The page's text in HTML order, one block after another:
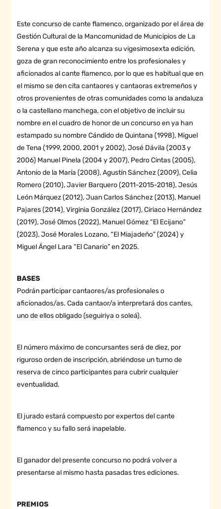
Este concurso de cante flamenco, organizado por el área de
Gestión Cultural de la Mancomunidad de Municipios de La
Serena y que este año alcanza su vigesimosexta edición,
goza de gran reconocimiento entre los profesionales y
aficionados al cante flamenco, por lo que es habitual que en
el mismo se den cita cantaores y cantaoras extremeños y
otros provenientes de otras comunidades como la andaluza
o la castellano manchega, con el objetivo de incluir su
nombre en el cuadro de honor de un concurso en ya han
estampado su nombre Cándido de Quintana (1998), Miguel
de Tena (1999, 2000, 2001 y 2002), José Dávila (2003 y
2006) Manuel Pinela (2004 y 2007), Pedro Cintas (2005),
Antonio de la María (2008), Agustín Sánchez (2009), Celia
Romero (2010), Javier Barquero (2011-2015-2018), Jesús
León Márquez (2012), Juan Carlos Sánchez (2013), Manuel
Pajares (2014), Virginia González (2017), Ciriaco Hernández
(2019), José Olmos (2022), Manuel Gómez “El Ecijano”
(2023), José Morales Lozano, “El Miajadeño” (2024) y
Miguel Ángel Lara “El Canario” en 2025.
BASES
Podrán participar cantaores/as profesionales o
aficionados/as. Cada cantaor/a interpretará dos cantes,
uno de ellos obligado (seguiriya o soleá).
El número máximo de concursantes será de diez, por
riguroso orden de inscripción, abriéndose un turno de
reserva de cinco participantes para cubrir cualquier
eventualidad.
El jurado estará compuesto por expertos del cante
flamenco y su fallo será inapelable.
El ganador del presente concurso no podrá volver a
presentarse al mismo hasta pasadas tres ediciones.
PREMIOS